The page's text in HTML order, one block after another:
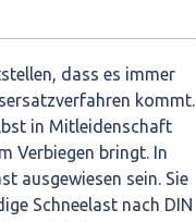
dass es immer
kommt.
in Mitleidenschaft
Verbiegen bringt. In
ausgewiesen sein. Sie
Schneelast nach DIN